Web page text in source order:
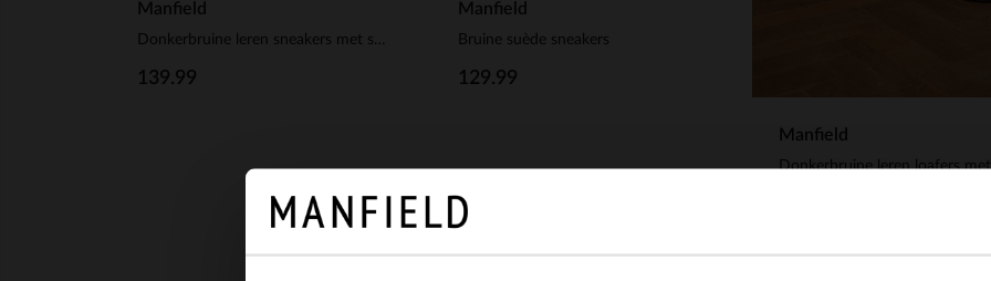
Manfield
Donkerbruine leren sneakers met suède details
139.99
Manfield
Bruine suède sneakers
129.99
Manfield